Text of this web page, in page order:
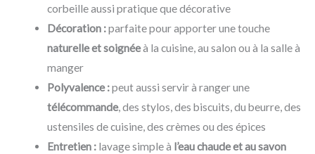
corbeille aussi pratique que décorative
Décoration :parfaite pour apporter une touche
naturelle et soignéeà la cuisine, au salon ou à la salle à
manger
Polyvalence :peut aussi servir à ranger une
télécommande, des stylos, des biscuits, du beurre, des
ustensiles de cuisine, des crèmes ou des épices
Entretien :lavage simple à l’eau chaude et au savon